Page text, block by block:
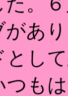
あ
し
も